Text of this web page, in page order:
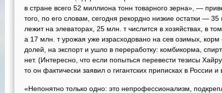
в стране всего 52 миллиона тонн товарного зерна», —
того, по его словам, сегодня рекордно низкие остатки —
лежит на элеваторах, 25 млн. т числится в хозяйствах, в
а 17 млн. т урожая уже израсходовано на сев озимых,
долей, на экспорт и ушло в переработку: комбикорма,
нет. (Интересно, что если попыться перевести тезисы
то он фактически заявил о гигантских приписках в России
«Непонятно только одно: это непрофессионализм,